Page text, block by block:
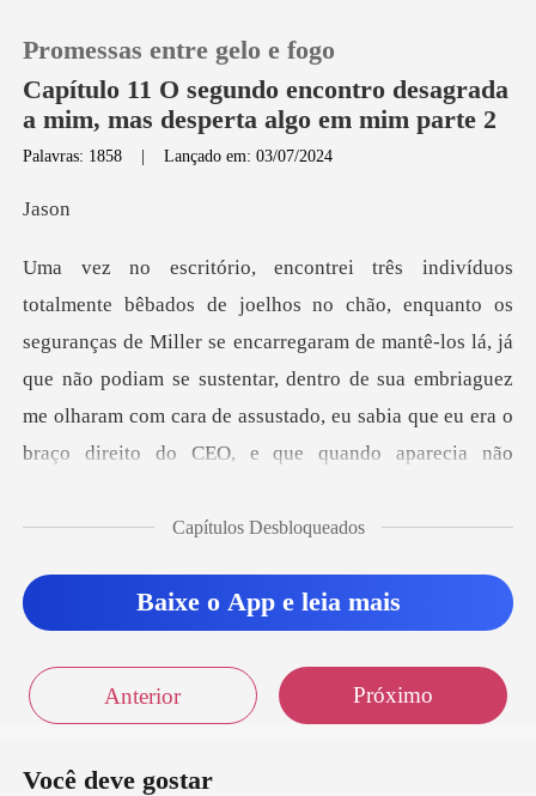
Histórico
Sair
Baixar App
Promessas entre gelo e fogo
Capítulo 11 O segundo encontro desagrada
a mim, mas desperta algo em mim parte 2
Palavras: 1858 |Lançado em: 03/07/2024
a
Miller se encarregaram de mantê-los lá, já
que não podiam se sustentar, dentro de sua embriaguez
me olharam com ca
Capítulos Desbloqueados
Baixe o App e leia mais
Anterior Próximo
Você deve gostar